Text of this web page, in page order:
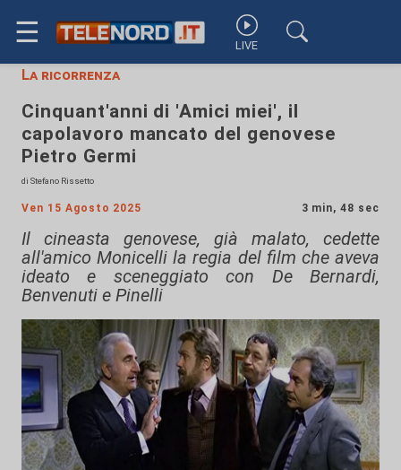
☰ LIVE
La ricorrenza
Cinquant'anni di 'Amici miei', il
capolavoro mancato del genovese
Pietro Germi
di Stefano Rissetto
Ven 15 Agosto 2025 3 min, 48 sec
Il cineasta genovese, già malato, cedette
all'amico Monicelli la regia del film che aveva
ideato e sceneggiato con De Bernardi,
Benvenuti e Pinelli